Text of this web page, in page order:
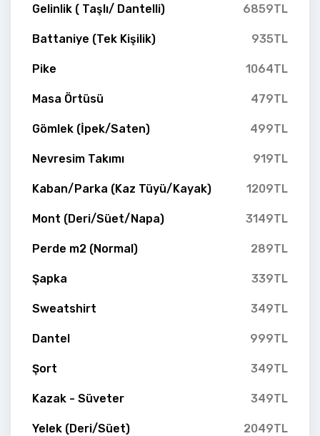
Gelinlik ( Taşlı/ Dantelli) 6859TL
Battaniye (Tek Kişilik) 935TL
Pike 1064TL
Masa Örtüsü 479TL
Gömlek (İpek/Saten) 499TL
Nevresim Takımı 919TL
Kaban/Parka (Kaz Tüyü/Kayak) 1209TL
Mont (Deri/Süet/Napa) 3149TL
Perde m2 (Normal) 289TL
Şapka 339TL
Sweatshirt 349TL
Dantel 999TL
Şort 349TL
Kazak - Süveter 349TL
Yelek (Deri/Süet) 2049TL